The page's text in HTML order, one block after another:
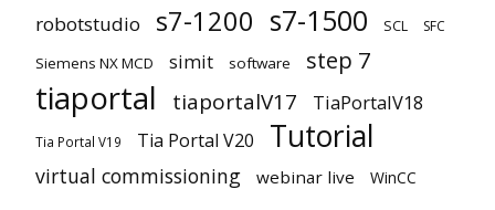
robotstudio s7-1200 s7-1500 SCL SFC
Siemens NX MCD simit software step 7
tiaportal tiaportalV17 TiaPortalV18
Tia Portal V19 Tia Portal V20 Tutorial
virtual commissioning webinar live WinCC